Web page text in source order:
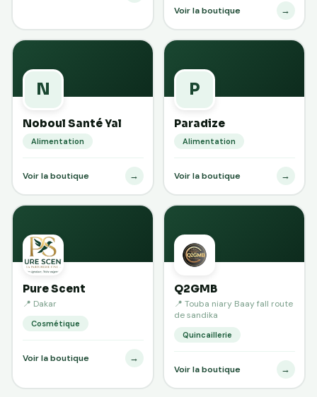
Voir la boutique →
N
Noboul Santé Yal
Alimentation
Voir la boutique →
P
Paradize
Alimentation
Voir la boutique →
Pure Scent
📍 Dakar
Cosmétique
Voir la boutique →
Q2GMB
📍 Touba niary Baay fall route
de sandika
Quincaillerie
Voir la boutique →